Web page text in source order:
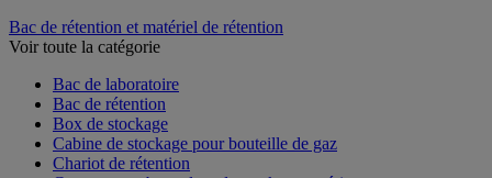
Bac de rétention et matériel de rétention
Voir toute la catégorie
Bac de laboratoire
Bac de rétention
Box de stockage
Cabine de stockage pour bouteille de gaz
Chariot de rétention